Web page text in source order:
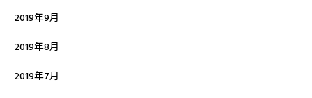
2019年9月
2019年8月
2019年7月